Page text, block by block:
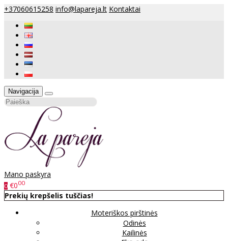
+37060615258 info@lapareja.lt Kontaktai
Navigacija
Mano paskyra
0 €000
Prekių krepšelis tuščias!
Moteriškos pirštinės
Odinės
Kailinės